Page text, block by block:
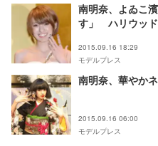
南明奈、よゐこ
す」 ハリウッド
2015.09.16 18:29
モデルプレス
南明奈、華やか
2015.09.16 06:00
モデルプレス